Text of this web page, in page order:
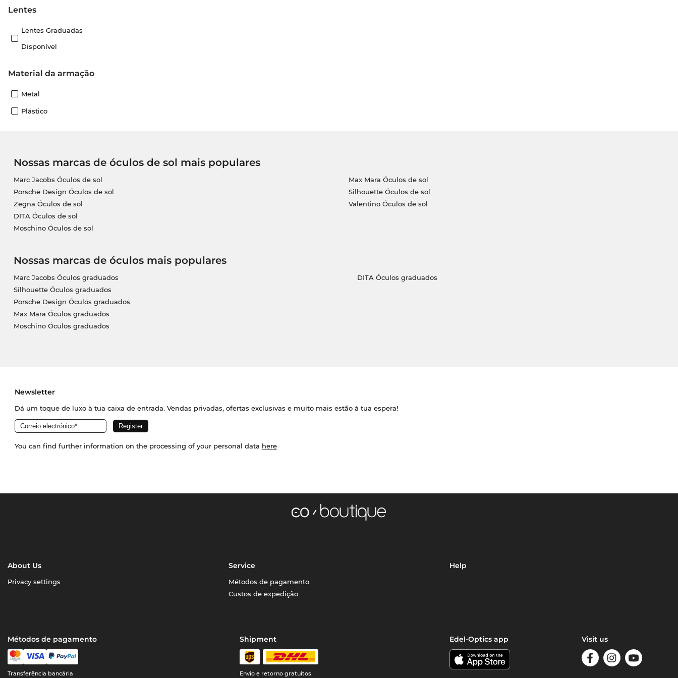
Lentes
Lentes Graduadas
Disponível
material da armação
Metal
Plástico
Nossas marcas de óculos de sol mais populares
Marc Jacobs Óculos de sol
Porsche Design Óculos de sol
Zegna Óculos de sol
DITA Óculos de sol
Moschino Óculos de sol
Max Mara Óculos de sol
Silhouette Óculos de sol
Valentino Óculos de sol
Nossas marcas de óculos mais populares
Marc Jacobs Óculos graduados
Silhouette Óculos graduados
Porsche Design Óculos graduados
Max Mara Óculos graduados
Moschino Óculos graduados
DITA Óculos graduados
Newsletter
Dá um toque de luxo à tua caixa de entrada. Vendas privadas, ofertas exclusivas e muito mais estão à tua espera!
You can find further information on the processing of your personal data here
About Us
Privacy settings
Service
Métodos de pagamento
Custos de expedição
Help
Métodos de pagamento
Transferência bancária
Shipment
Envio e retorno gratuitos
Edel-Optics app Visit us